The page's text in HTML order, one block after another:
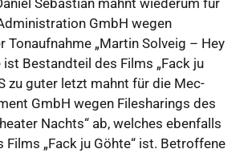
Sebastian mahnt wiederum für
GmbH wegen
Tonaufnahme „Martin Solveig – Hey
ist Bestandteil des Films „Fack ju
zu guter letzt mahnt für die Mec-
GmbH wegen Filesharings des
Nachts“ ab, welches ebenfalls
Films „Fack ju Göhte“ ist. Betroffene